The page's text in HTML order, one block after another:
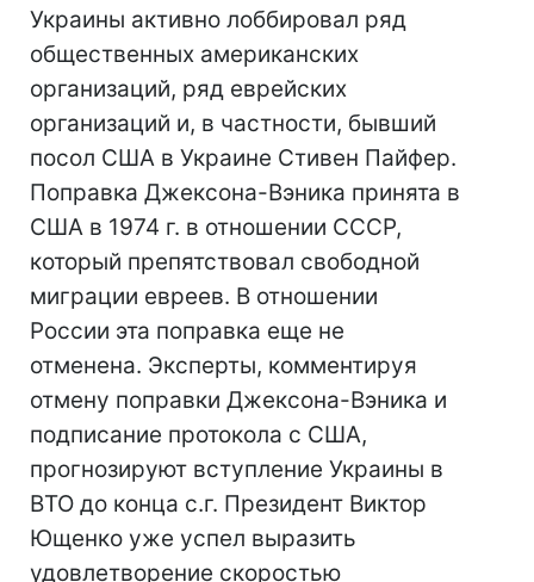
Украины активно лоббировал ряд
общественных американских
организаций, ряд еврейских
организаций и, в частности, бывший
посол США в Украине Стивен Пайфер.
Поправка Джексона-Вэника принята в
США в 1974 г. в отношении СССР,
который препятствовал свободной
миграции евреев. В отношении
России эта поправка еще не
отменена. Эксперты, комментируя
отмену поправки Джексона-Вэника и
подписание протокола с США,
прогнозируют вступление Украины в
ВТО до конца с.г. Президент Виктор
Ющенко уже успел выразить
удовлетворение скоростью